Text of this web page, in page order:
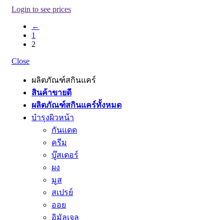
Close
ผลิตภัณฑ์สกินแคร์
สินค้าขายดี
ผลิตภัณฑ์สกินแคร์ทั้งหมด
บำรุงผิวหน้า
กันแดด
ครีม
บู๊สเตอร์
ผง
มูส
สเปรย์
ออย
อิมัลเจล
Login to see prices
←
1
2